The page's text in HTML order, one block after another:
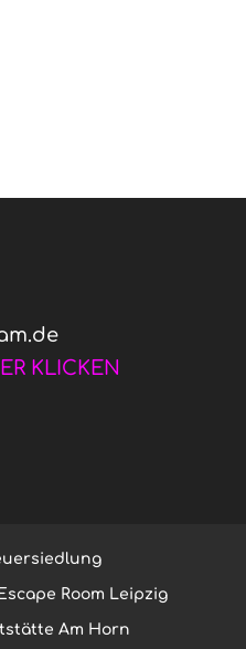
KLICKEN
Room Leipzig
Am Horn